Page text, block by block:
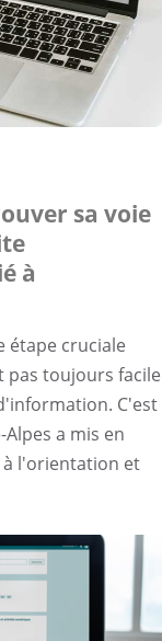
sa voie
à
étape cruciale
pas toujours facile
C'est
a mis en
l'orientation et